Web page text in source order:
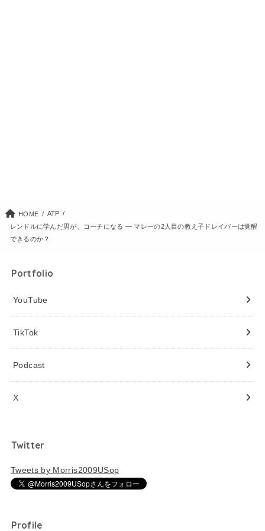
HOME
ATP
レンドルに学んだ男が、コーチになる ― マレーの2人目の教え子ドレイパーは覚醒
できるのか？
Portfolio
YouTube
TikTok
Podcast
X
Twitter
Tweets by Morris2009USop
Profile